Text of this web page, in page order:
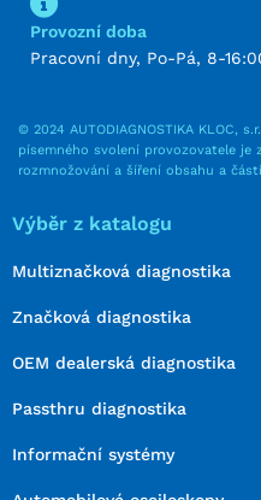
Provozní doba
Pracovní dny, Po-Pá, 8-
© 2024 AUTODIAGNOSTIKA KLOC,
písemného svolení provozovatele je
rozmnožování a šíření obsahu a
Výběr z katalogu
Multiznačková diagnostika
Značková diagnostika
OEM dealerská diagnostika
Passthru diagnostika
Informační systémy